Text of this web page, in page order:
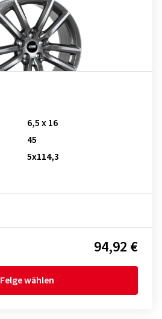
6,5 x 16
45
5x114,3
94,92 €
Felge wählen